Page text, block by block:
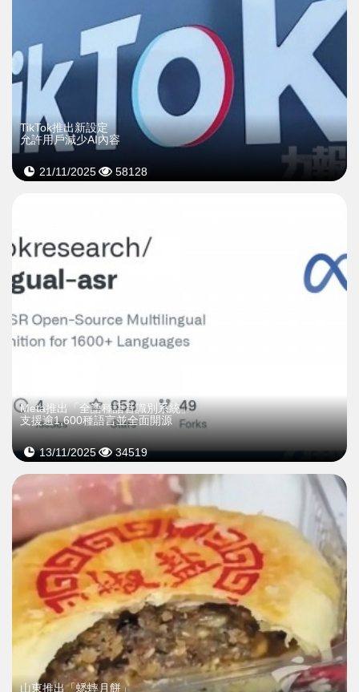
TikTok推出新設定
允許用戶減少AI內容
21/11/2025 58128
Meta推出「全語種語音識別系統」
支援逾1,600種語言並全面開源
13/11/2025 34519
山東推出「蟋蟀月餅」